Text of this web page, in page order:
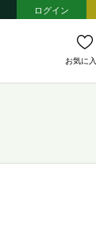
ログイン
お気に